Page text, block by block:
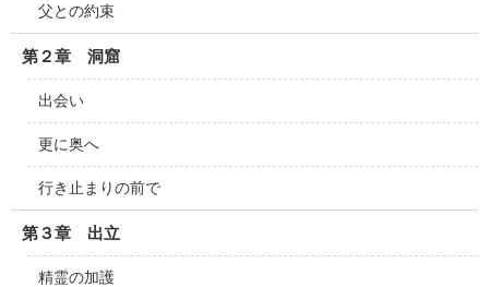
父との約束
第２章 洞窟
出会い
更に奥へ
行き止まりの前で
第３章 出立
精霊の加護